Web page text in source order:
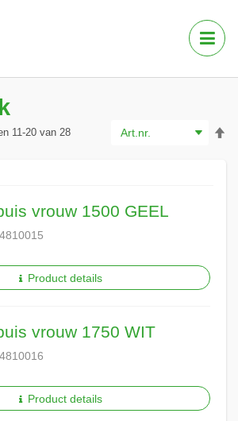
Nav
11-20 van 28
vrouw 1500 GEEL
Product details
vrouw 1750 WIT
Product details